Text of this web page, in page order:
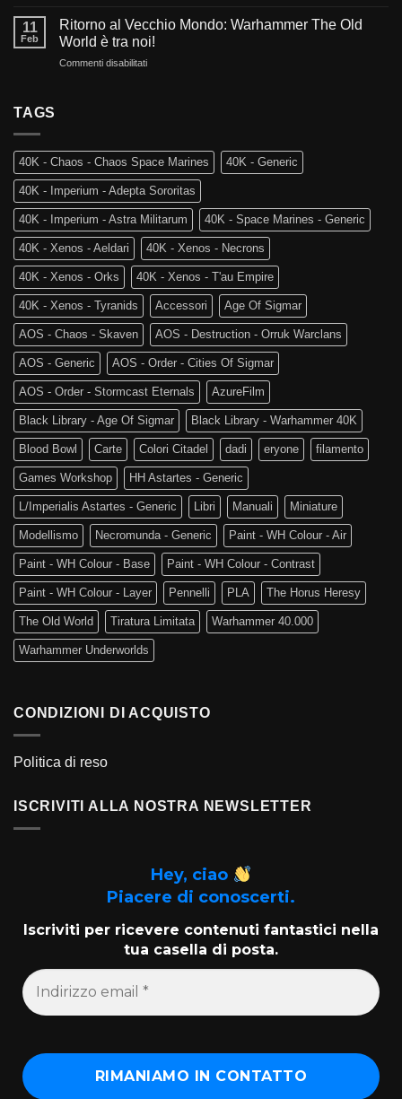
40.000?
Warhammer
40.000
Kill
Rovina
dei
Reami
Mortali:
Edizione
di
Age
of
Sigmar
11
Feb
Ritorno al Vecchio Mondo: Warhammer The Old
World è tra noi!
Commenti disabilitatisu
The
Old
World
tra
noi!
TAGS
40K - Chaos - Chaos Space Marines 40K - Generic
40K - Imperium - Adepta Sororitas
40K - Imperium - Astra Militarum 40K - Space Marines - Generic
40K - Xenos - Aeldari 40K - Xenos - Necrons
40K - Xenos - Orks 40K - Xenos - T'au Empire
40K - Xenos - Tyranids Accessori Age Of Sigmar
AOS - Chaos - Skaven AOS - Destruction - Orruk Warclans
AOS - Generic AOS - Order - Cities Of Sigmar
AOS - Order - Stormcast Eternals AzureFilm
Black Library - Age Of Sigmar Black Library - Warhammer 40K
Blood Bowl Carte Colori Citadel dadi eryone filamento
Games Workshop HH Astartes - Generic
L/Imperialis Astartes - Generic Libri Manuali Miniature
Modellismo Necromunda - Generic Paint - WH Colour - Air
Paint - WH Colour - Base Paint - WH Colour - Contrast
Paint - WH Colour - Layer Pennelli PLA The Horus Heresy
The Old World Tiratura Limitata Warhammer 40.000
Warhammer Underworlds
CONDIZIONI DI ACQUISTO
Politica di reso
ISCRIVITI ALLA NOSTRA NEWSLETTER
Hey, ciao
Piacere di conoscerti.
Iscriviti per ricevere contenuti fantastici nella
tua casella di posta.